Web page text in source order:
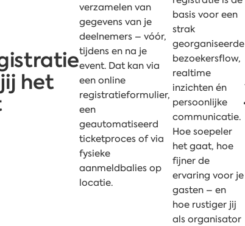
het
verzamelen van
gegevens van je
deelnemers – vóór,
tijdens en na je
event. Dat kan via
een online
registratieformulier,
een
geautomatiseerd
ticketproces of via
fysieke
aanmeldbalies op
locatie.
basis voor een
strak
georganiseerde
bezoekersflow,
realtime
inzichten én
persoonlijke
communicatie.
Hoe soepeler
het gaat, hoe
fijner de
ervaring voor je
gasten – en
hoe rustiger jij
als organisator